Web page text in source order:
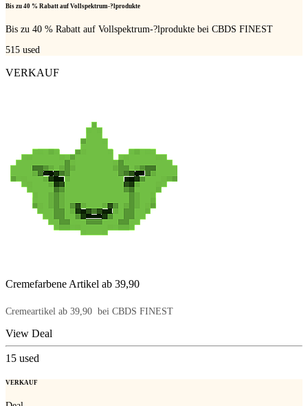
Bis zu 40 % Rabatt auf Vollspektrum-?lprodukte
Bis zu 40 % Rabatt auf Vollspektrum-?lprodukte bei CBDS FINEST
515 used
VERKAUF
Cremefarbene Artikel ab 39,90 
Cremeartikel ab 39,90  bei CBDS FINEST
View Deal
15 used
VERKAUF